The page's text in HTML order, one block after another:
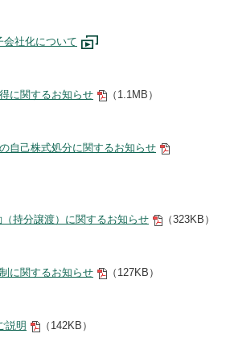
会社化について
に関するお知らせ
（1.1MB）
自己株式処分に関するお知らせ
持分譲渡）に関するお知らせ
（323KB）
に関するお知らせ
（127KB）
説明
（142KB）